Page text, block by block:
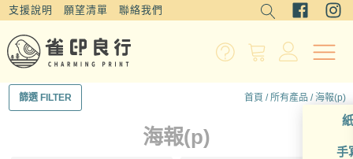
支援說明 願望清單 聯絡我們
手
篩選 FILTER 首頁 /所有產品 / 海報(p)
海報(p)